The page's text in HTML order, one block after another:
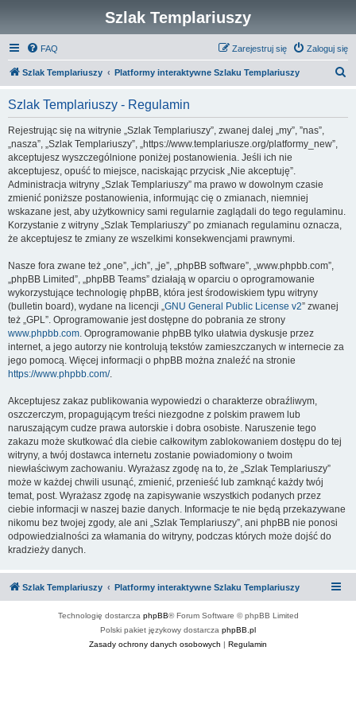
Szlak Templariuszy
FAQ Zaloguj się
Zarejestruj się
Szlak Templariuszy Platformy interaktywne Szlaku Templariuszy
Szlak Templariuszy - Regulamin
Rejestrując się na witrynie „Szlak Templariuszy”, zwanej dalej „my”, ”nas”,
„nasza”, „Szlak Templariuszy”, „https://www.templariusze.org/platformy_new”,
akceptujesz wyszczególnione poniżej postanowienia. Jeśli ich nie
akceptujesz, opuść to miejsce, naciskając przycisk „Nie akceptuję”.
Administracja witryny „Szlak Templariuszy” ma prawo w dowolnym czasie
zmienić poniższe postanowienia, informując cię o zmianach, niemniej
wskazane jest, aby użytkownicy sami regularnie zaglądali do tego regulaminu.
Korzystanie z witryny „Szlak Templariuszy” po zmianach regulaminu oznacza,
że akceptujesz te zmiany ze wszelkimi konsekwencjami prawnymi.
Nasze fora zwane też „one”, „ich”, „je”, „phpBB software”, „www.phpbb.com”,
„phpBB Limited”, „phpBB Teams” działają w oparciu o oprogramowanie
wykorzystujące technologię phpBB, która jest środowiskiem typu witryny
(bulletin board), wydane na licencji „GNU General Public License v2” zwanej
też „GPL”. Oprogramowanie jest dostępne do pobrania ze strony
www.phpbb.com. Oprogramowanie phpBB tylko ułatwia dyskusje przez
internet, a jego autorzy nie kontrolują tekstów zamieszczanych w internecie za
jego pomocą. Więcej informacji o phpBB można znaleźć na stronie
https://www.phpbb.com/.
Akceptujesz zakaz publikowania wypowiedzi o charakterze obraźliwym,
oszczerczym, propagującym treści niezgodne z polskim prawem lub
naruszającym cudze prawa autorskie i dobra osobiste. Naruszenie tego
zakazu może skutkować dla ciebie całkowitym zablokowaniem dostępu do tej
witryny, a twój dostawca internetu zostanie powiadomiony o twoim
niewłaściwym zachowaniu. Wyrażasz zgodę na to, że „Szlak Templariuszy”
może w każdej chwili usunąć, zmienić, przenieść lub zamknąć każdy twój
temat, post. Wyrażasz zgodę na zapisywanie wszystkich podanych przez
ciebie informacji w naszej bazie danych. Informacje te nie będą przekazywane
nikomu bez twojej zgody, ale ani „Szlak Templariuszy”, ani phpBB nie ponosi
odpowiedzialności za włamania do witryny, podczas których może dojść do
kradzieży danych.
Szlak Templariuszy Platformy interaktywne Szlaku Templariuszy
Technologię dostarcza phpBB® Forum Software © phpBB Limited
Polski pakiet językowy dostarcza phpBB.pl
Zasady ochrony danych osobowych | Regulamin